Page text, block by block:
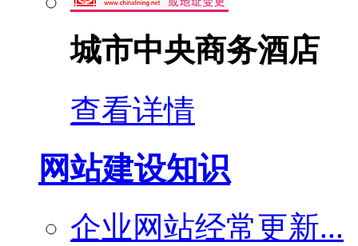
城市中央商务酒店
查看详情
网站建设知识
企业网站经常更新...